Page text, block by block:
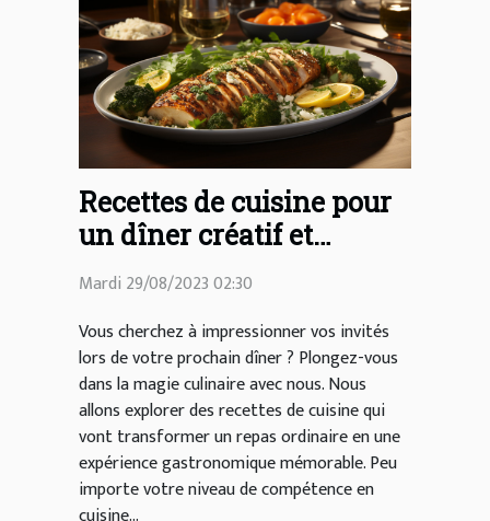
Recettes de cuisine pour
un dîner créatif et
délicieux
Mardi 29/08/2023 02:30
Vous cherchez à impressionner vos invités
lors de votre prochain dîner ? Plongez-vous
dans la magie culinaire avec nous. Nous
allons explorer des recettes de cuisine qui
vont transformer un repas ordinaire en une
expérience gastronomique mémorable. Peu
importe votre niveau de compétence en